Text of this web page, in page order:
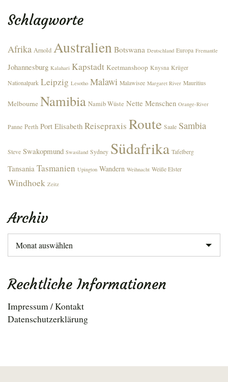
Schlagworte
Afrika Arnold Australien Botswana Deutschland Europa Fremantle
Johannesburg Kalahari Kapstadt Keetmanshoop Knysna Krüger
Nationalpark Leipzig Lesotho Malawi Malawisee Margaret River Mauritius
Melbourne Namibia Namib Wüste Nette Menschen Orange-River
Panne Perth Port Elisabeth Reisepraxis Route Saale Sambia
Steve Swakopmund Swasiland Sydney Südafrika Tafelberg
Tansania Tasmanien Upington Wandern Weihnacht Weiße Elster
Windhoek Zeitz
Archiv
Archiv
Rechtliche Informationen
Impressum / Kontakt
Datenschutzerklärung